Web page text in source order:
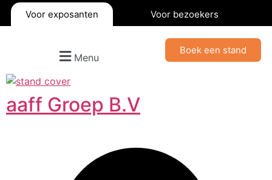
Voor exposanten Voor bezoekers
Menu
Boek een stand
aaff Groep B.V